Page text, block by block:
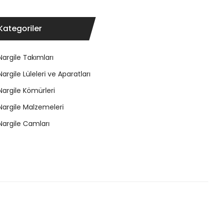
Takımları
Lüleleri ve Aparatları
Kömürleri
Malzemeleri
Camları